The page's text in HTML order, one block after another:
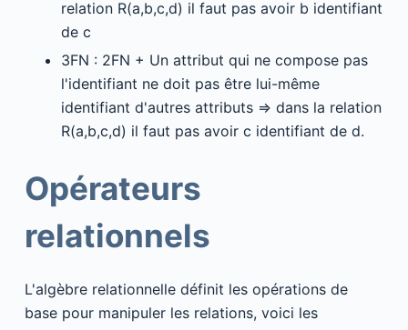
relation R(a,b,c,d) il faut pas avoir b identifiant
de c
3FN : 2FN + Un attribut qui ne compose pas
l'identifiant ne doit pas être lui-même
identifiant d'autres attributs => dans la relation
R(a,b,c,d) il faut pas avoir c identifiant de d.
Opérateurs
relationnels
L'algèbre relationnelle définit les opérations de
base pour manipuler les relations, voici les